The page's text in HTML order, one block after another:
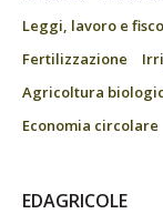
Leggi, lavoro e fisco
Fertilizzazione
Agricoltura
Economia circolare
EDAGRICOLE